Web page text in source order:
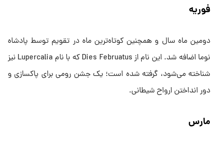
فوریه
دومین‌ ماه سال و همچنین کوتاه‌ترین ‌ماه در تقویم توسط پادشاه
نوما اضافه شد. این نام از Dies Februatus که با نام Lupercalia نیز
شناخته می‌شود، گرفته شده است؛ یک جشن رومی برای پاکسازی و
دور انداختن ارواح شیطانی.
مارس